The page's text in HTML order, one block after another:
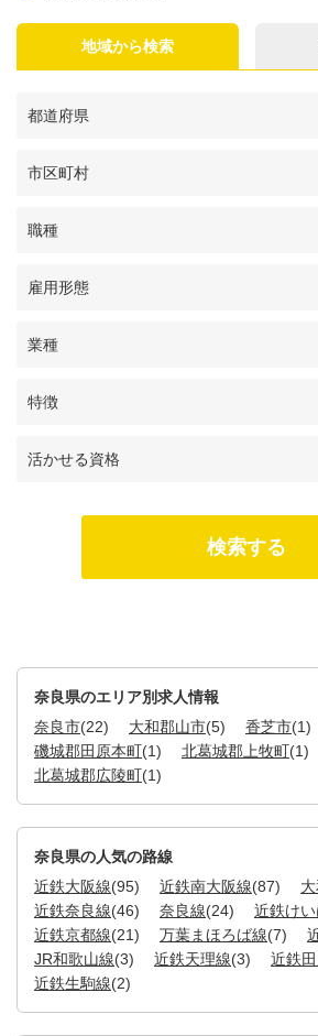
地域から検索
都道府県
市区町村
職種
雇用形態
業種
特徴
活かせる資格
奈良県のエリア別求人情報
奈良市(22) 大和郡山市(5) 香芝市(1)
磯城郡田原本町(1) 北葛城郡上牧町(1)
北葛城郡広陵町(1)
奈良県の人気の路線
近鉄大阪線(95) 近鉄南大阪線(87)
近鉄奈良線(46) 奈良線(24) 近鉄け
近鉄京都線(21) 万葉まほろば線(7)
JR和歌山線(3) 近鉄天理線(3) 近鉄
近鉄生駒線(2)